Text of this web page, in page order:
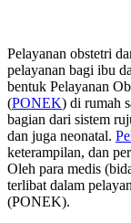
Pelayanan obstetri
pelayanan bagi ibu
bentuk Pelayanan
(PONEK) di rumah
bagian dari sistem
dan juga neonatal.
keterampilan, dan
Oleh para medis
terlibat dalam
(PONEK).